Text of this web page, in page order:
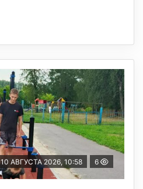
10 АВГУСТА 2026, 10:58 6